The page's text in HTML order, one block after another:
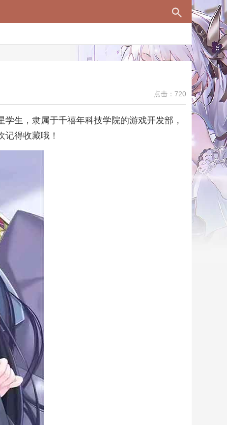
点击：720
生，隶属于千禧年科技学院的游戏开发部，
得收藏哦！